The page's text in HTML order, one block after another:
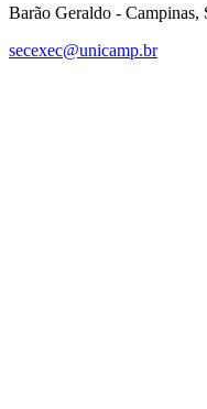
Barão Geraldo - Campinas,
secexec@unicamp.br